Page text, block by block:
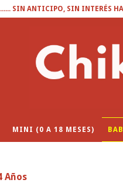
SIN ANTICIPO, SIN INTERÉS
MINI (0 A 18 MESES)
Años